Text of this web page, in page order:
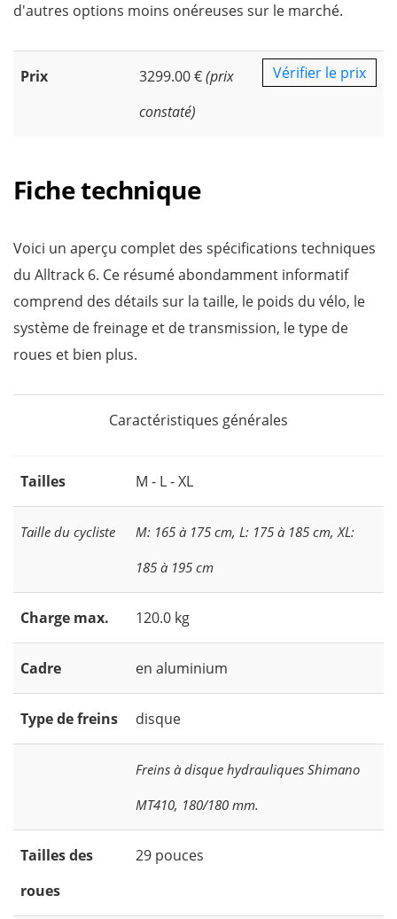
d'autres options moins onéreuses sur le marché.
Prix 3299.00 €(prix
constaté)
Vérifier le prix
Fiche technique
Voici un aperçu complet des spécifications techniques
du Alltrack 6. Ce résumé abondamment informatif
comprend des détails sur la taille, le poids du vélo, le
système de freinage et de transmission, le type de
roues et bien plus.
Caractéristiques générales
Tailles M - L - XL
Taille du cycliste
M: 165 à 175 cm, L: 175 à 185 cm, XL:
185 à 195 cm
Charge max. 120.0 kg
Cadre en aluminium
Type de freins disque
Freins à disque hydrauliques Shimano
MT410, 180/180 mm.
Tailles des
roues
29 pouces